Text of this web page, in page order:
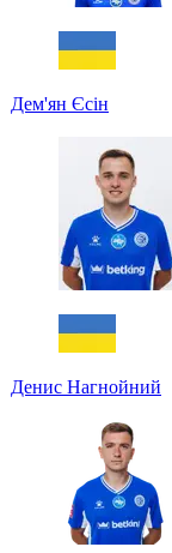
Дем'ян Єсін
Денис Нагнойний